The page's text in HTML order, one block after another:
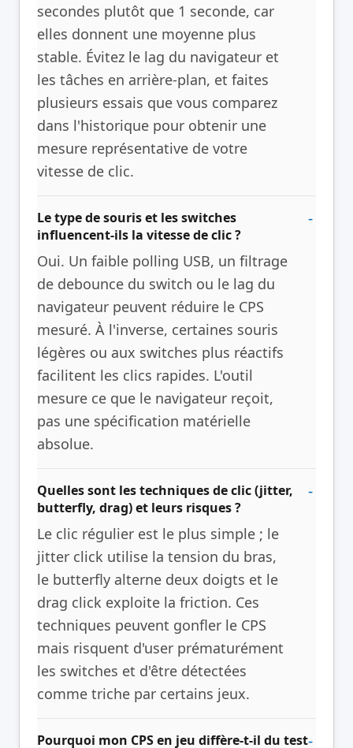
secondes plutôt que 1 seconde, car
elles donnent une moyenne plus
stable. Évitez le lag du navigateur et
les tâches en arrière-plan, et faites
plusieurs essais que vous comparez
dans l'historique pour obtenir une
mesure représentative de votre
vitesse de clic.
Le type de souris et les switches
influencent-ils la vitesse de clic ?
Oui. Un faible polling USB, un filtrage
de debounce du switch ou le lag du
navigateur peuvent réduire le CPS
mesuré. À l'inverse, certaines souris
légères ou aux switches plus réactifs
facilitent les clics rapides. L'outil
mesure ce que le navigateur reçoit,
pas une spécification matérielle
absolue.
Quelles sont les techniques de clic (jitter,
butterfly, drag) et leurs risques ?
Le clic régulier est le plus simple ; le
jitter click utilise la tension du bras,
le butterfly alterne deux doigts et le
drag click exploite la friction. Ces
techniques peuvent gonfler le CPS
mais risquent d'user prématurément
les switches et d'être détectées
comme triche par certains jeux.
Pourquoi mon CPS en jeu diffère-t-il du test